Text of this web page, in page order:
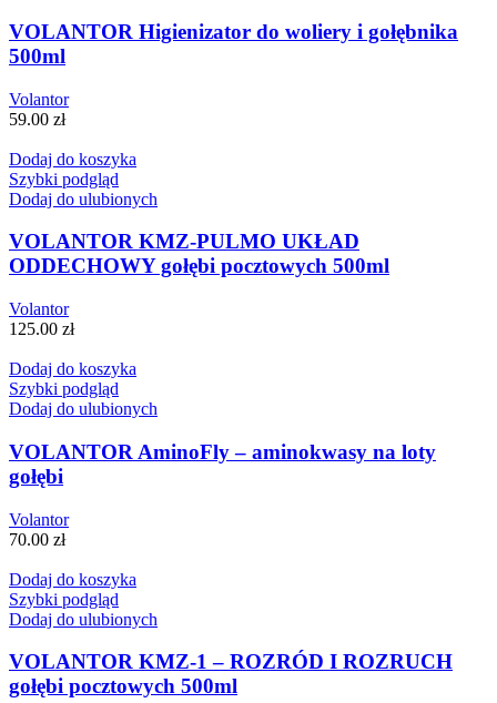
VOLANTOR Higienizator do woliery i gołębnika
500ml
Volantor
59.00 zł
Dodaj do koszyka
Szybki podgląd
Dodaj do ulubionych
VOLANTOR KMZ-PULMO UKŁAD
ODDECHOWY gołębi pocztowych 500ml
Volantor
125.00 zł
Dodaj do koszyka
Szybki podgląd
Dodaj do ulubionych
VOLANTOR AminoFly – aminokwasy na loty
gołębi
Volantor
70.00 zł
Dodaj do koszyka
Szybki podgląd
Dodaj do ulubionych
VOLANTOR KMZ-1 – ROZRÓD I ROZRUCH
gołębi pocztowych 500ml